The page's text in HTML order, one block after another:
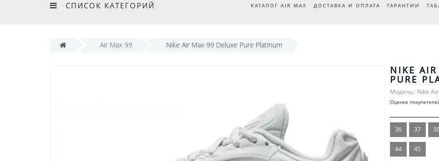
СПИСОК КАТЕГОРИЙ КАТАЛОГ AIR MAX ДОСТАВКА И ОПЛАТА ГАРАНТИИ
Air Max 99 Nike Air Max 99 Deluxe Pure Platinum
NIKE
PURE
Модель:: Nike
Оценка
36 37
44 45